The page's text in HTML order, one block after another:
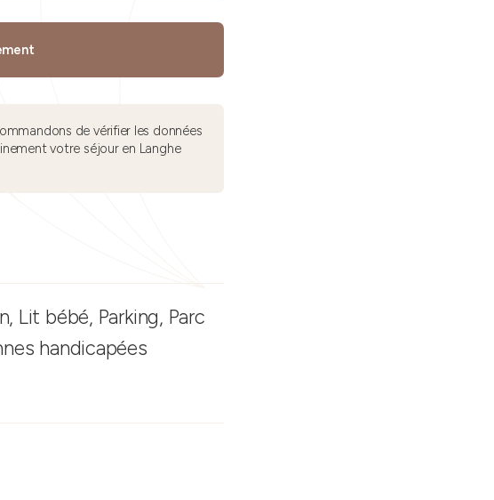
de vérifier les données
votre séjour en Langhe
Lit bébé, Parking, Parc
handicapées